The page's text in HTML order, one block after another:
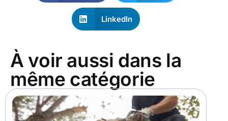
LinkedIn
À voir aussi dans la
même catégorie